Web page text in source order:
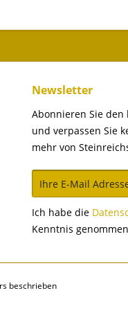
Newsletter
Abonnieren Sie
und verpassen Sie
mehr von
Ich habe die
Kenntnis
beschrieben